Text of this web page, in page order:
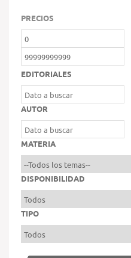
PRECIOS
EDITORIALES
AUTOR
MATERIA
DISPONIBILIDAD
TIPO